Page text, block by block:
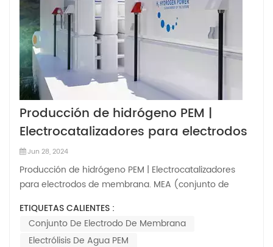
Producción de hidrógeno PEM |
Electrocatalizadores para electrodos
de membrana.
Jun 28, 2024
Producción de hidrógeno PEM | Electrocatalizadores
para electrodos de membrana. MEA (conjunto de
electrólisis del agua con membrana de intercambio de
protones (PEMWE) [también una pieza central clave
para las pilas de combustible PEM], que inc...
ETIQUETAS CALIENTES :
Conjunto De Electrodo De Membrana
Electrólisis De Agua PEM